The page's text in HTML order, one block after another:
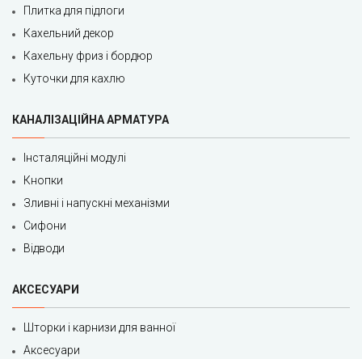
Плитка для підлоги
Кахельний декор
Кахельну фриз і бордюр
Куточки для кахлю
КАНАЛІЗАЦІЙНА АРМАТУРА
Інсталяційні модулі
Кнопки
Зливні і напускні механізми
Сифони
Відводи
АКСЕСУАРИ
Шторки і карнизи для ванної
Аксесуари